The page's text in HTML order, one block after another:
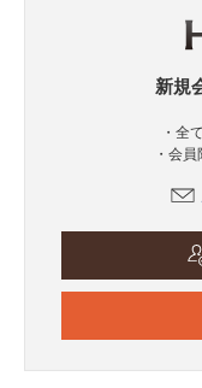
新規
・全
・会